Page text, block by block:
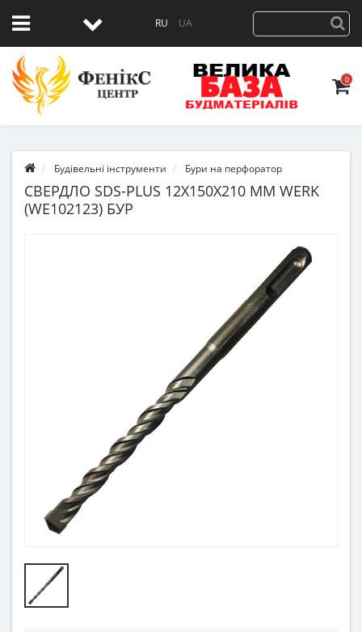
RU UA
0
Будівельні інструменти Бури на перфоратор
СВЕРДЛО SDS-PLUS 12Х150X210 ММ WERK
(WE102123) БУР